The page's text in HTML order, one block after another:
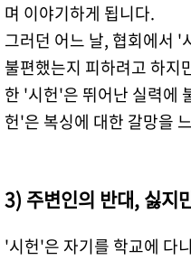
며 이야기하게 됩니다.
그러던 어느 날, 협회에서 '
불편했는지 피하려고 하지
한 '시헌'은 뛰어난 실력에
헌'은 복싱에 대한 갈망을
3) 주변인의 반대, 싫지
'시헌'은 자기를 학교에 다